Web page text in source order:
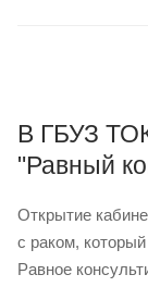
В ГБУЗ
"Равный
Открытие
с раком,
Равное